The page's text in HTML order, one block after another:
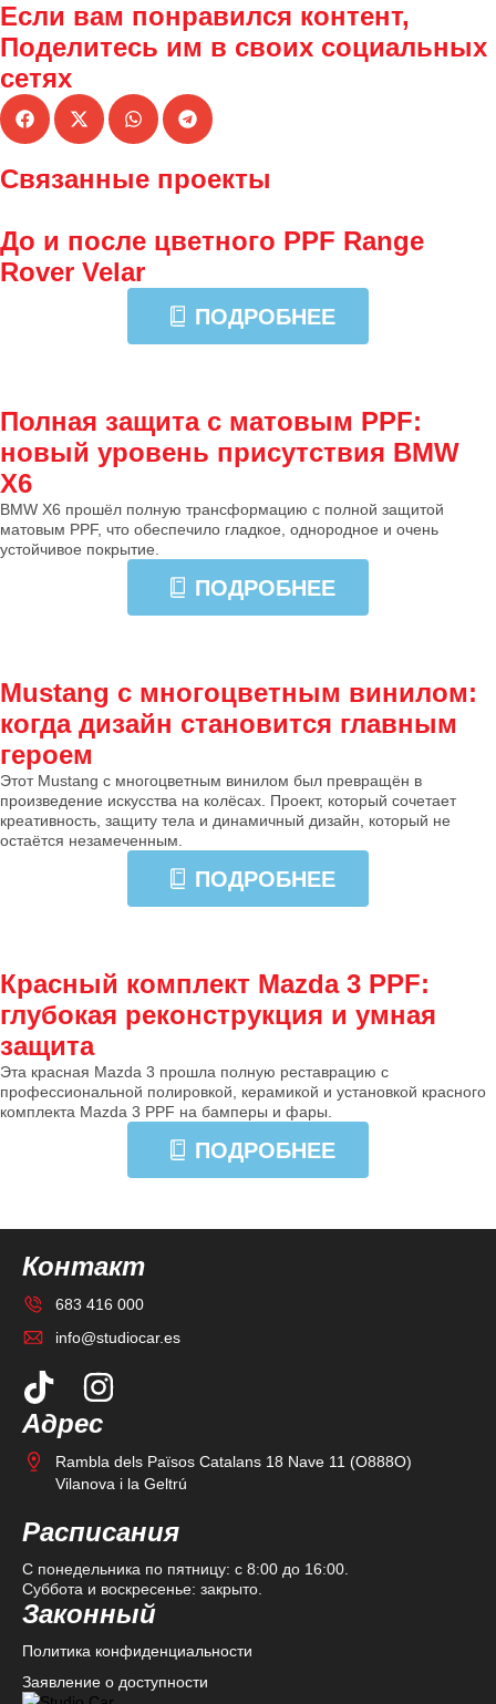
Если вам понравился контент,
Поделитесь им в своих социальных
сетях
Связанные проекты
До и после цветного PPF Range
Rover Velar
ПОДРОБНЕЕ
Полная защита с матовым PPF:
новый уровень присутствия BMW
X6
BMW X6 прошёл полную трансформацию с полной защитой
матовым PPF, что обеспечило гладкое, однородное и очень
устойчивое покрытие.
ПОДРОБНЕЕ
Mustang с многоцветным винилом:
когда дизайн становится главным
героем
Этот Mustang с многоцветным винилом был превращён в
произведение искусства на колёсах. Проект, который сочетает
креативность, защиту тела и динамичный дизайн, который не
остаётся незамеченным.
ПОДРОБНЕЕ
Красный комплект Mazda 3 PPF:
глубокая реконструкция и умная
защита
Эта красная Mazda 3 прошла полную реставрацию с
профессиональной полировкой, керамикой и установкой красного
комплекта Mazda 3 PPF на бамперы и фары.
ПОДРОБНЕЕ
Контакт
683 416 000
info@studiocar.es
Адрес
Rambla dels Països Catalans 18 Nave 11 (O888O)
Vilanova i la Geltrú
Расписания
С понедельника по пятницу: с 8:00 до 16:00.
Суббота и воскресенье: закрыто.
Законный
Политика конфиденциальности
Заявление о доступности